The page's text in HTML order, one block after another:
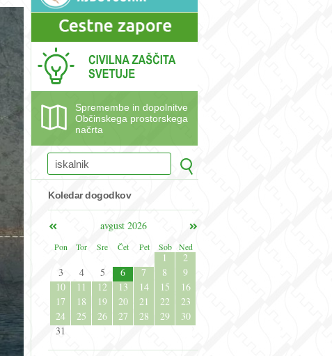
Spremembe in dopolnitve
Občinskega prostorskega
načrta
Koledar dogodkov
avgust 2026
Pon
Tor Sre Čet Pet Sob Ned
1
2
3
4 5 6 7 8
9
10
11 12 13 14 15
16
17
18 19 20 21 22
23
24
25 26 27 28 29
30
31